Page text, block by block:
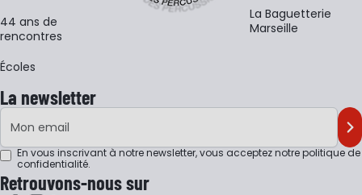
44 ans de
rencontres
Écoles
La Baguetterie
Marseille
La newsletter
Adresse e-mail
En vous inscrivant à notre newsletter, vous acceptez notrepolitique de
confidentialité.
Retrouvons-nous sur